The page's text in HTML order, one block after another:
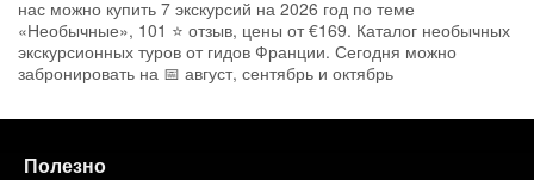
нас можно купить 7 экскурсий на 2026 год по теме
«Необычные», 101 ⭐ отзыв, цены от €169. Каталог необычных
экскурсионных туров от гидов Франции. Сегодня можно
забронировать на 📅 август, сентябрь и октябрь
Полезно